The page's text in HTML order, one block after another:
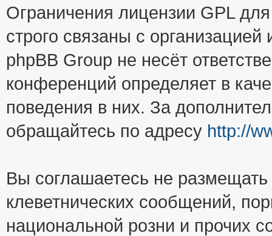
Ограничения лицензии GPL
строго связаны с
phpBB Group не несёт
конференций определяет в
поведения в них. За
обращайтесь по адресу http://
Вы соглашаетесь не
клеветнических сообщений,
национальной розни и прочих